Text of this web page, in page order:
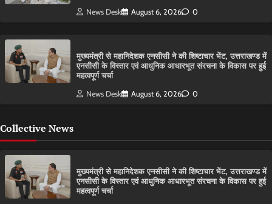
News Desk August 6, 2026 0
मुख्यमंत्री से महानिदेशक एनसीसी ने की शिष्टाचार भेंट, उत्तराखण्ड में
एनसीसी के विस्तार एवं आधुनिक आधारभूत संरचना के विकास पर हुई
महत्वपूर्ण चर्चा
News Desk August 6, 2026 0
Collective News
मुख्यमंत्री से महानिदेशक एनसीसी ने की शिष्टाचार भेंट, उत्तराखण्ड में
एनसीसी के विस्तार एवं आधुनिक आधारभूत संरचना के विकास पर हुई
महत्वपूर्ण चर्चा